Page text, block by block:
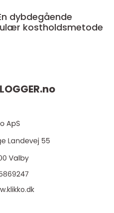
dybdegående
kostholdsmetode
no